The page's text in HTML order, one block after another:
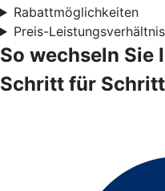
Rabattmöglichkeiten
Preis-Leistungsverhältnis
So wechseln Sie
Schritt für Schritt